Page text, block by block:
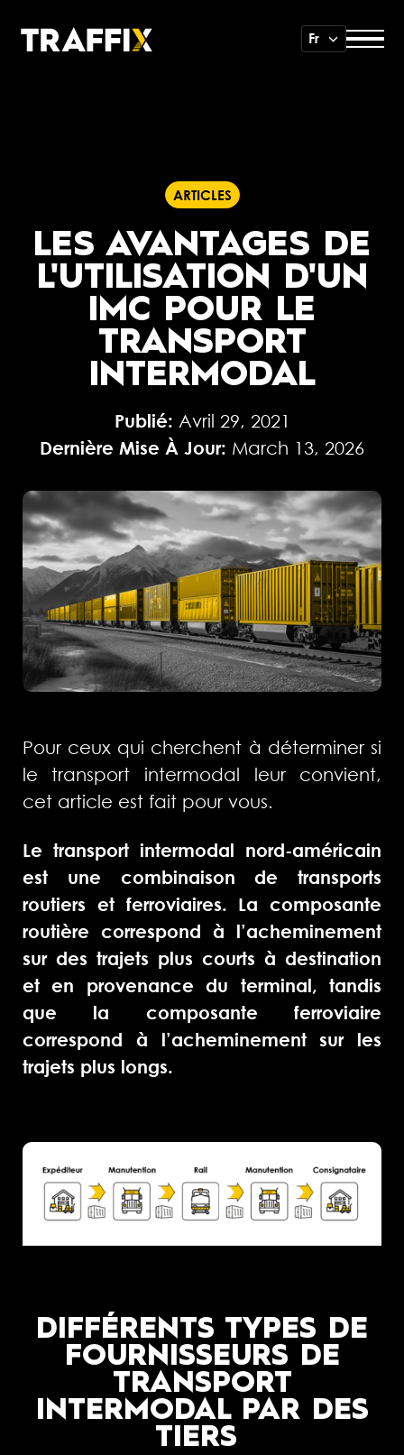
Fr
ARTICLES
LES AVANTAGES DE
L'UTILISATION D'UN
IMC POUR LE
TRANSPORT
INTERMODAL
Publié: Avril 29, 2021
Dernière Mise À Jour: March 13, 2026
Pour ceux qui cherchent à déterminer si
le transport intermodal leur convient,
cet article est fait pour vous.
Le transport intermodal nord-américain
est une combinaison de transports
routiers et ferroviaires. La composante
routière correspond à l’acheminement
sur des trajets plus courts à destination
et en provenance du terminal, tandis
que la composante ferroviaire
correspond à l’acheminement sur les
trajets plus longs.
DIFFÉRENTS TYPES DE
FOURNISSEURS DE
TRANSPORT
INTERMODAL PAR DES
TIERS